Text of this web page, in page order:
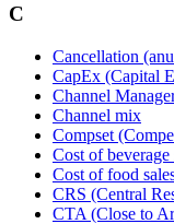
C
Cancellation
CapEx (Capital
Channel
Channel mix
Compset
Cost of beverage
Cost of food
CRS (Central
CTA (Close to